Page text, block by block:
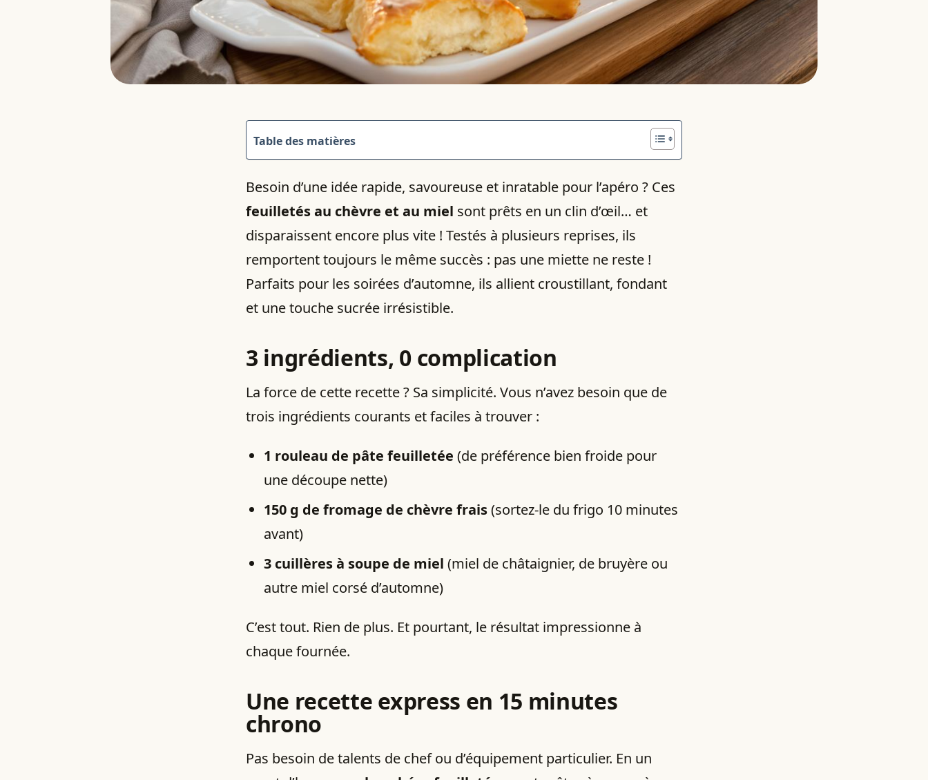
Table des matières
Besoin d’une idée rapide, savoureuse et inratable pour l’apéro ? Ces
feuilletés au chèvre et au miel sont prêts en un clin d’œil… et
disparaissent encore plus vite ! Testés à plusieurs reprises, ils
remportent toujours le même succès : pas une miette ne reste !
Parfaits pour les soirées d’automne, ils allient croustillant, fondant
et une touche sucrée irrésistible.
3 ingrédients, 0 complication
La force de cette recette ? Sa simplicité. Vous n’avez besoin que de
trois ingrédients courants et faciles à trouver :
1 rouleau de pâte feuilletée (de préférence bien froide pour
une découpe nette)
150 g de fromage de chèvre frais(sortez-le du frigo 10 minutes
avant)
3 cuillères à soupe de miel (miel de châtaignier, de bruyère ou
autre miel corsé d’automne)
C’est tout. Rien de plus. Et pourtant, le résultat impressionne à
chaque fournée.
Une recette express en 15 minutes
chrono
Pas besoin de talents de chef ou d’équipement particulier. En un